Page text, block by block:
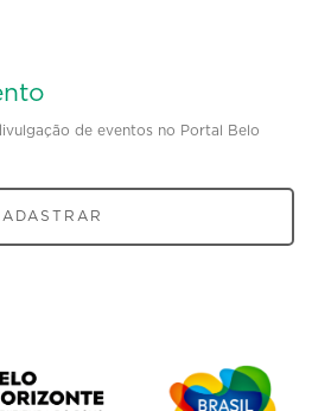
de eventos no Portal Belo